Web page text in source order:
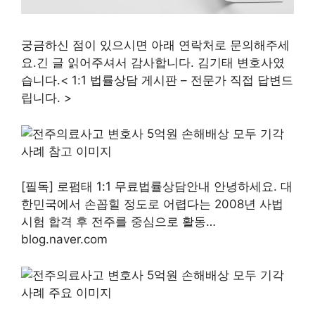
궁금하신 점이 있으시면 아래 연락처로 문의해주세
요.긴 글 읽어주셔서 감사합니다. 김기태 변호사였
습니다.< 1:1 법률상담 게시판 – 전문가 직접 답변드
립니다. >
[필독] 로펌태 1:1 무료법률상담안내 안녕하세요. 대
한민국에서 손꼽힐 정도로 어렵다는 2008년 사법
시험 합격 후 전주를 중심으로 활동…
blog.naver.com